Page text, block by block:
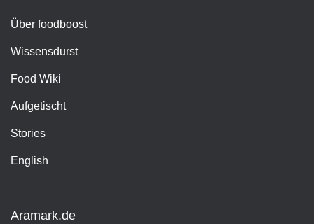
Über foodboost
Wissensdurst
Food Wiki
Aufgetischt
Stories
English
Aramark.de